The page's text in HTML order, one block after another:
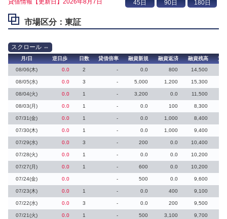
貸借情報【更新日】2026年8月7日
市場区分：東証
月/日 逆日歩 日数 貸借倍率 融資新規 融資返済 融資残高
貸
08/06(木)
0.0 2 - 0.0 800 14,500
08/05(水) 0.0 3 - 5,000 1,200 15,300
08/04(火) 0.0 1 - 3,200 0.0 11,500
08/03(月) 0.0 1 - 0.0 100 8,300
07/31(金) 0.0 1 - 0.0 1,000 8,400
07/30(木) 0.0 1 - 0.0 1,000 9,400
07/29(水) 0.0 3 - 200 0.0 10,400
07/28(火) 0.0 1 - 0.0 0.0 10,200
07/27(月) 0.0 1 - 600 0.0 10,200
07/24(金) 0.0 - 500 0.0 9,600
07/23(木) 0.0 1 - 0.0 400 9,100
07/22(水) 0.0 3 - 0.0 200 9,500
07/21(火) 0.0 1 - 500 3,100 9,700